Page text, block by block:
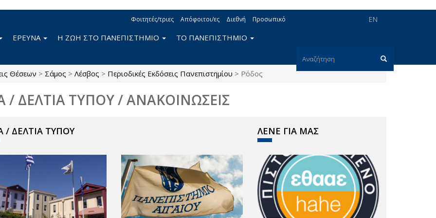
EN
Φοιτητές/τριες Απόφοιτοι/ες Διεθνή Προσωπικό
Φόρμα
ΕΡΕΥΝΑ Η ΖΩΗ ΣΤΟ ΠΑΝΕΠΙΣΤΗΜΙΟ ΤΟ ΠΑΝΕΠΙΣΤΗΜΙΟ
Θέσεων > Σάμος > Λέσβος > Περιοδικές Εκδόσεις Πανεπιστημίου > Ρόδος
/ ΔΕΛΤΙΑ ΤΥΠΟΥ / ΑΝΑΚΟΙΝΩΣΕΙΣ
/ ΔΕΛΤΙΑ ΤΥΠΟΥ ΛΕΝΕ ΓΙΑ ΜΑΣ